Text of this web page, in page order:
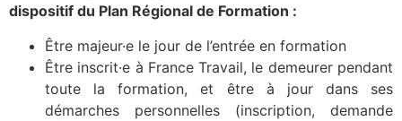
dispositif du Plan Régional de Formation :
Être majeur·e le jour de l’entrée en formation
Être inscrit·e à France Travail, le demeurer pendant
toute la formation, et être à jour dans ses
démarches personnelles (inscription, demande